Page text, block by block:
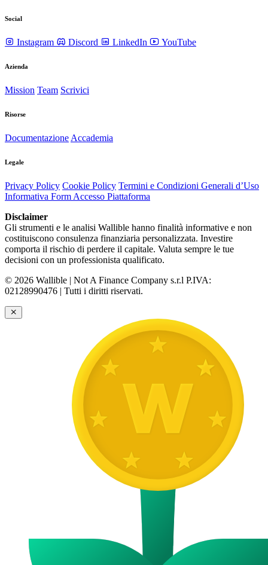
Social
Instagram Discord LinkedIn YouTube
Azienda
Mission Team Scrivici
Risorse
Documentazione Accademia
Legale
Privacy Policy Cookie Policy Termini e Condizioni Generali d’Uso
Informativa Form Accesso Piattaforma
Disclaimer
Gli strumenti e le analisi Wallible hanno finalità informative e non
costituiscono consulenza finanziaria personalizzata. Investire
comporta il rischio di perdere il capitale. Valuta sempre le tue
decisioni con un professionista qualificato.
© 2026 Wallible | Not A Finance Company s.r.l P.IVA:
02128990476 | Tutti i diritti riservati.